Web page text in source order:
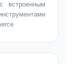
встроенным